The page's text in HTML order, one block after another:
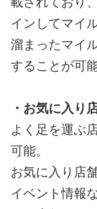
インしてマイ
溜まったマイ
することが可
・お気に入り
よく足を運ぶ
可能。
お気に入り店
イベント情報